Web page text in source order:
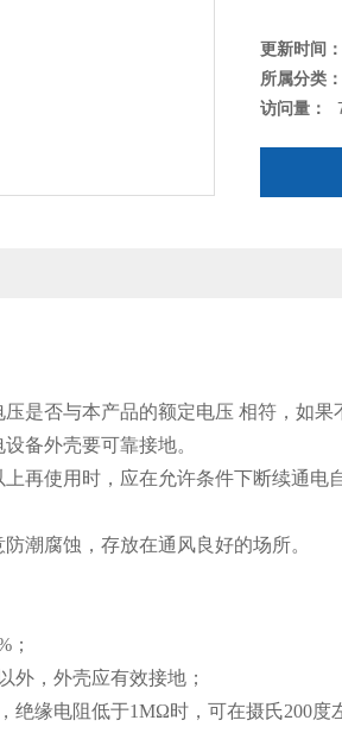
更新时间：
所属分类：
访问量：
是否与本产品的额定电压 相符，如果
备外壳要可靠接地。
再使用时，应在允许条件下断续通
潮腐蚀，存放在通风良好的场所。
；
外，外壳应有效接地；
绝缘电阻低于1MΩ时，可在摄氏200度